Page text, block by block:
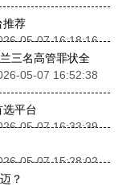
推荐
05-07 16:18:16
三名高管罪状全
05-07 16:52:38
平台
05-07 16:33:39
05-07 15:28:02
？